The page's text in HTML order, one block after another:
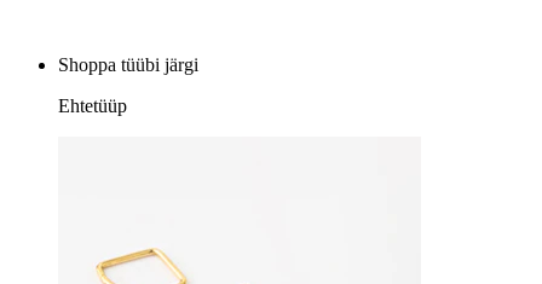
Shoppa tüübi järgi
Ehtetüüp